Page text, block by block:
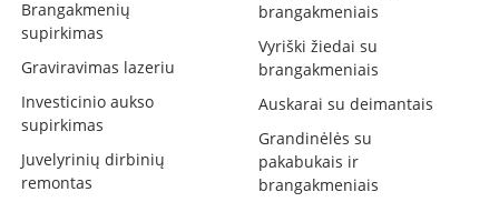
Brangakmenių
supirkimas
Graviravimas lazeriu
Investicinio aukso
supirkimas
Juvelyrinių dirbinių
remontas
brangakmeniais
Vyriški žiedai su
brangakmeniais
Auskarai su deimantais
Grandinėlės su
pakabukais ir
brangakmeniais